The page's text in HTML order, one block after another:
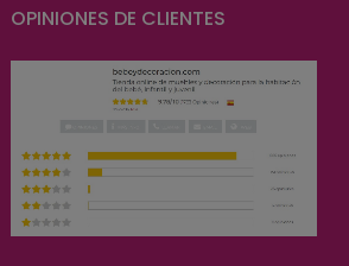
OPINIONES DE CLIENTES